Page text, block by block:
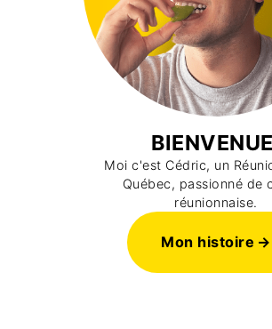
Moi c'est Cédric, un
Québec, passionné de
réunionnaise.
Mon histoire